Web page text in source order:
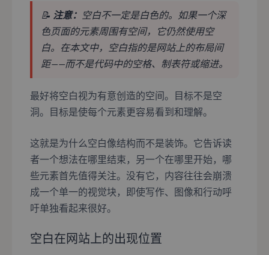
📝 注意： 空白不一定是白色的。如果一个深
色页面的元素周围有空间，它仍然使用空
白。在本文中，空白指的是网站上的布局间
距——而不是代码中的空格、制表符或缩进。
最好将空白视为有意创造的空间。目标不是空
洞。目标是使每个元素更容易看到和理解。
这就是为什么空白像结构而不是装饰。它告诉读
者一个想法在哪里结束，另一个在哪里开始，哪
些元素首先值得关注。没有它，内容往往会崩溃
成一个单一的视觉块，即使写作、图像和行动呼
吁单独看起来很好。
空白在网站上的出现位置